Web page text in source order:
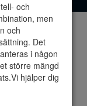
och
men
och
Det
i någon
större mängd
hjälper dig